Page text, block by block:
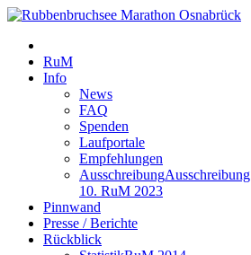
RuM
Info
News
FAQ
Spenden
Laufportale
Empfehlungen
AusschreibungAusschreibung
10. RuM 2023
Pinnwand
Presse / Berichte
Rückblick